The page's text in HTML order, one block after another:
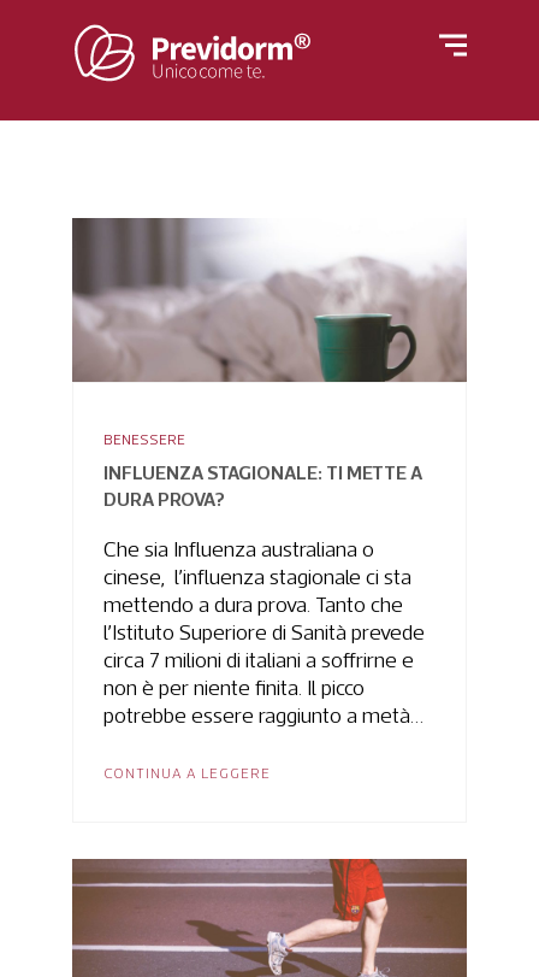
Home
Materassi
Rivestimenti
Azienda
BENESSERE
INFLUENZA STAGIONALE: TI METTE A
DURA PROVA?
Che sia Influenza australiana o
cinese, l’influenza stagionale ci sta
mettendo a dura prova. Tanto che
l’Istituto Superiore di Sanità prevede
circa 7 milioni di italiani a soffrirne e
non è per niente finita. Il picco
potrebbe essere raggiunto a metà…
CONTINUA A LEGGERE